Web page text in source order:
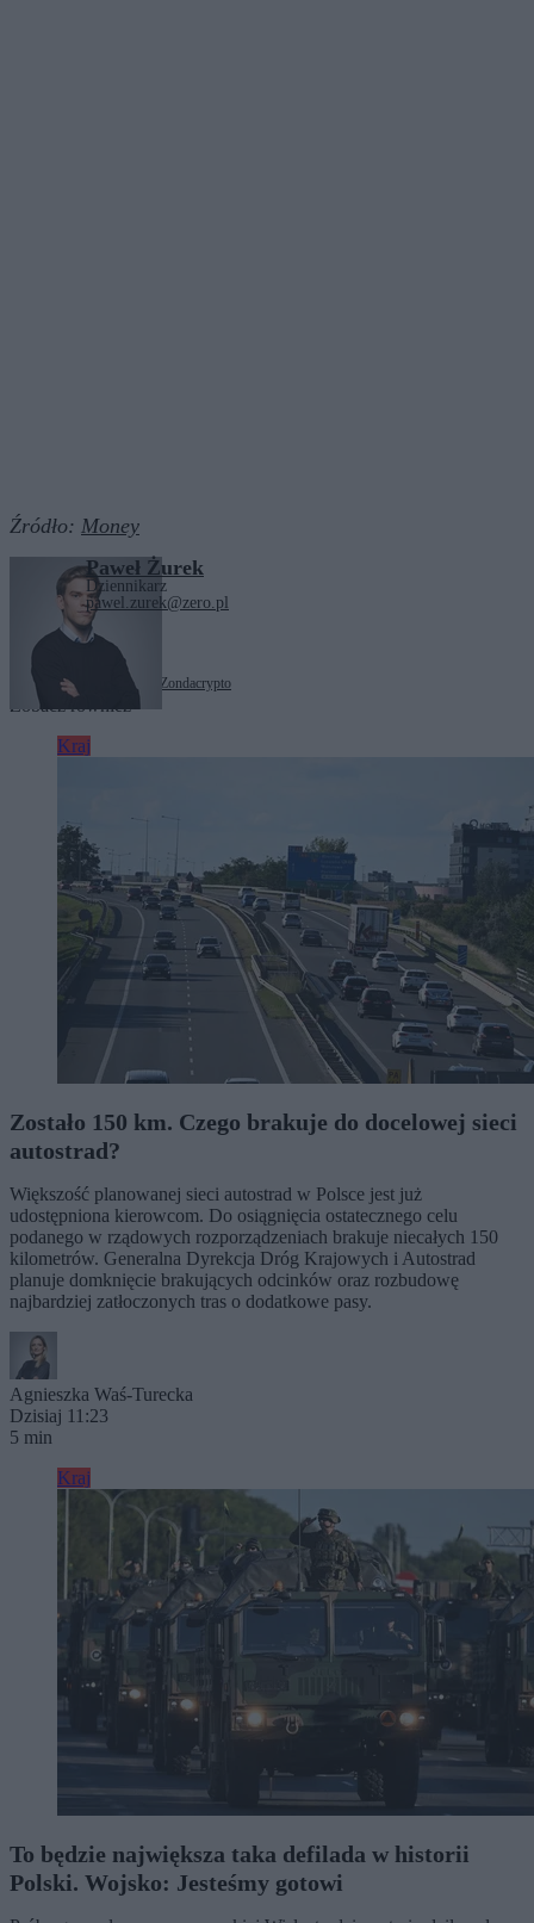
Źródło: Money
Paweł Żurek
Dziennikarz
pawel.zurek@zero.pl
Tagi: giełda kryptowaluty Zondacrypto
Zobacz również
Kraj
Zostało 150 km. Czego brakuje do docelowej sieci
autostrad?
Większość planowanej sieci autostrad w Polsce jest już
udostępniona kierowcom. Do osiągnięcia ostatecznego celu
podanego w rządowych rozporządzeniach brakuje niecałych 150
kilometrów. Generalna Dyrekcja Dróg Krajowych i Autostrad
planuje domknięcie brakujących odcinków oraz rozbudowę
najbardziej zatłoczonych tras o dodatkowe pasy.
Agnieszka Waś-Turecka
Dzisiaj 11:23
5 min
Kraj
To będzie największa taka defilada w historii
Polski. Wojsko: Jesteśmy gotowi